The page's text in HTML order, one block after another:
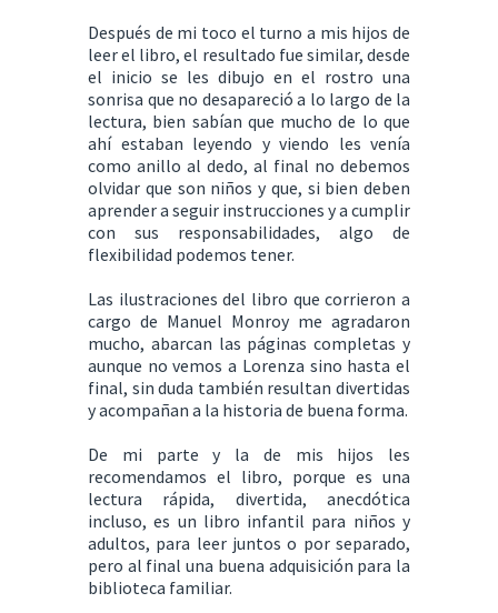
Después de mi toco el turno a mis hijos de
leer el libro, el resultado fue similar, desde
el inicio se les dibujo en el rostro una
sonrisa que no desapareció a lo largo de la
lectura, bien sabían que mucho de lo que
ahí estaban leyendo y viendo les venía
como anillo al dedo, al final no debemos
olvidar que son niños y que, si bien deben
aprender a seguir instrucciones y a cumplir
con sus responsabilidades, algo de
flexibilidad podemos tener.
Las ilustraciones del libro que corrieron a
cargo de Manuel Monroy me agradaron
mucho, abarcan las páginas completas y
aunque no vemos a Lorenza sino hasta el
final, sin duda también resultan divertidas
y acompañan a la historia de buena forma.
De mi parte y la de mis hijos les
recomendamos el libro, porque es una
lectura rápida, divertida, anecdótica
incluso, es un libro infantil para niños y
adultos, para leer juntos o por separado,
pero al final una buena adquisición para la
biblioteca familiar.